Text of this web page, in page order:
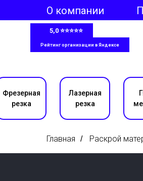
О компании
Фрезерная
резка
Лазерная
резка
Главная / Раскрой
5,0 ⭐⭐⭐⭐⭐
Рейтинг организации в Яндексе